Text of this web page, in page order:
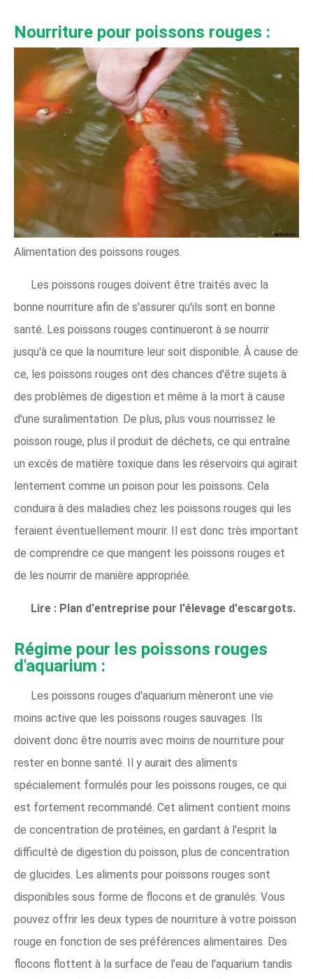
Nourriture pour poissons rouges :
Alimentation des poissons rouges.
Les poissons rouges doivent être traités avec la
bonne nourriture afin de s'assurer qu'ils sont en bonne
santé. Les poissons rouges continueront à se nourrir
jusqu'à ce que la nourriture leur soit disponible. À cause de
ce, les poissons rouges ont des chances d'être sujets à
des problèmes de digestion et même à la mort à cause
d'une suralimentation. De plus, plus vous nourrissez le
poisson rouge, plus il produit de déchets, ce qui entraîne
un excès de matière toxique dans les réservoirs qui agirait
lentement comme un poison pour les poissons. Cela
conduira à des maladies chez les poissons rouges qui les
feraient éventuellement mourir. Il est donc très important
de comprendre ce que mangent les poissons rouges et
de les nourrir de manière appropriée.
Lire : Plan d'entreprise pour l'élevage d'escargots.
Régime pour les poissons rouges
d'aquarium :
Les poissons rouges d'aquarium mèneront une vie
moins active que les poissons rouges sauvages. Ils
doivent donc être nourris avec moins de nourriture pour
rester en bonne santé. Il y aurait des aliments
spécialement formulés pour les poissons rouges, ce qui
est fortement recommandé. Cet aliment contient moins
de concentration de protéines, en gardant à l'esprit la
difficulté de digestion du poisson, plus de concentration
de glucides. Les aliments pour poissons rouges sont
disponibles sous forme de flocons et de granulés. Vous
pouvez offrir les deux types de nourriture à votre poisson
rouge en fonction de ses préférences alimentaires. Des
flocons flottent à la surface de l'eau de l'aquarium tandis